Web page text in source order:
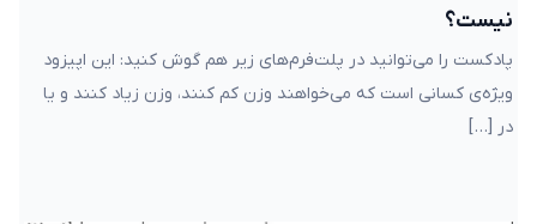
نیست؟
پادکست را می‌توانید در پلت‌فرم‌های زیر هم گوش کنید: این اپیزود
ویژه‌ی کسانی است که می‌خواهند وزن کم کنند، وزن زیاد کنند و یا
در […]